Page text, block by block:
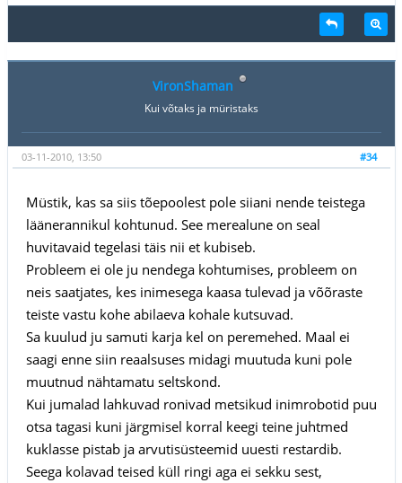
VironShaman
Kui võtaks ja müristaks
#34
03-11-2010, 13:50
Müstik, kas sa siis tõepoolest pole siiani nende teistega
läänerannikul kohtunud. See merealune on seal
huvitavaid tegelasi täis nii et kubiseb.
Probleem ei ole ju nendega kohtumises, probleem on
neis saatjates, kes inimesega kaasa tulevad ja võõraste
teiste vastu kohe abilaeva kohale kutsuvad.
Sa kuulud ju samuti karja kel on peremehed. Maal ei
saagi enne siin reaalsuses midagi muutuda kuni pole
muutnud nähtamatu seltskond.
Kui jumalad lahkuvad ronivad metsikud inimrobotid puu
otsa tagasi kuni järgmisel korral keegi teine juhtmed
kuklasse pistab ja arvutisüsteemid uuesti restardib.
Seega kolavad teised küll ringi aga ei sekku sest,